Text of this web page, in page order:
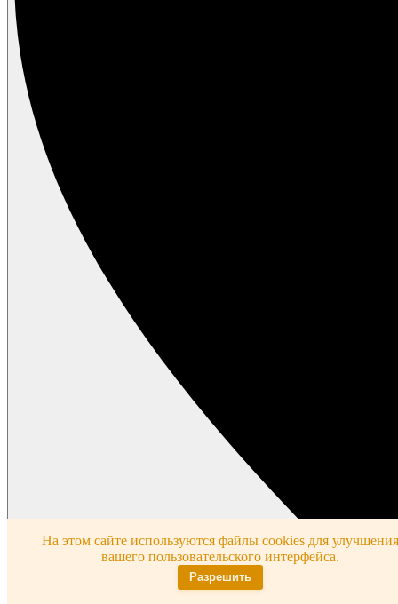
На этом сайте используются файлы cookies для улучшения
вашего пользовательского интерфейса.
Разрешить